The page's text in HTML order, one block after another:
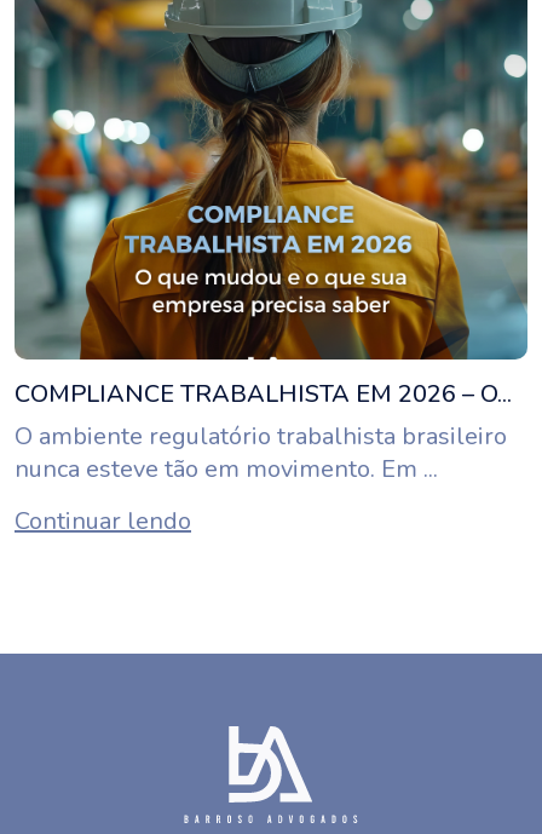
COMPLIANCE TRABALHISTA EM 2026 – O...
O ambiente regulatório trabalhista brasileiro
nunca esteve tão em movimento. Em ...
Continuar lendo